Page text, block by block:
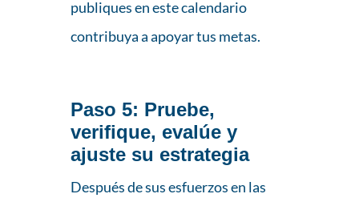
publiques en este calendario
contribuya a apoyar tus metas.
Paso 5: Pruebe,
verifique, evalúe y
ajuste su estrategia
Después de sus esfuerzos en las